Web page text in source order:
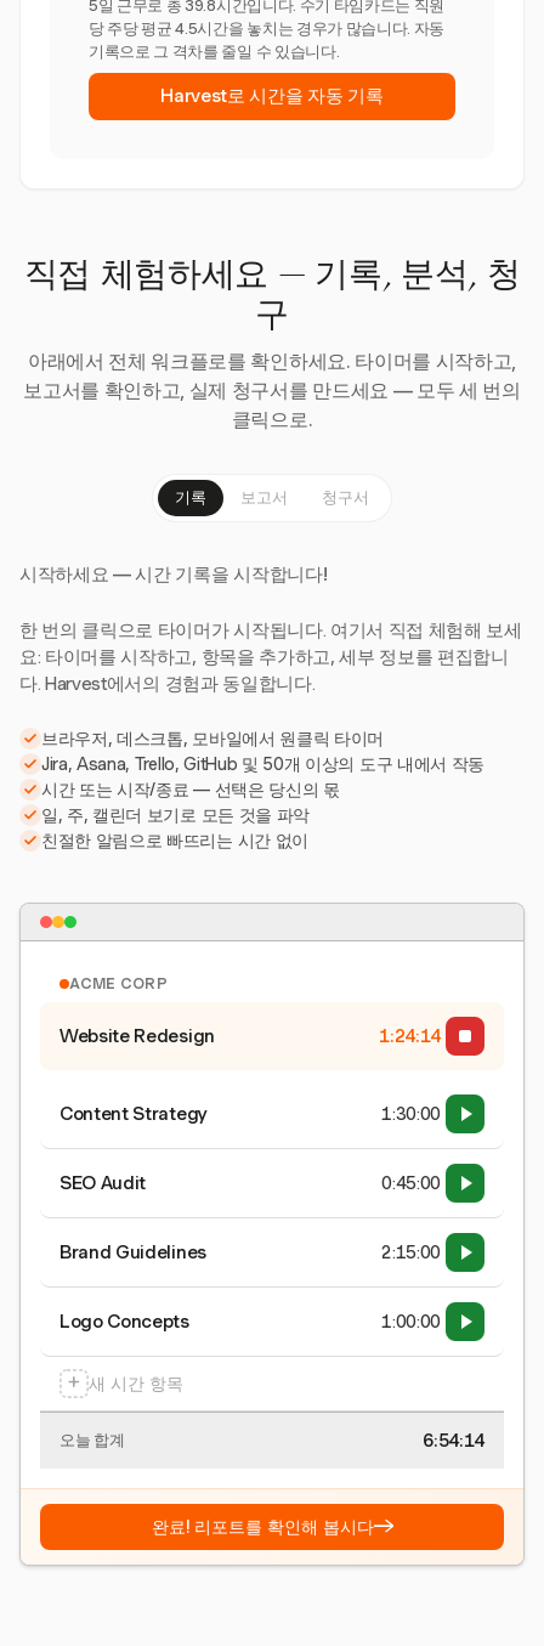
5일 근무로 총 39.8시간입니다. 수기 타임카드는 직원
당 주당 평균 4.5시간을 놓치는 경우가 많습니다. 자동
기록으로 그 격차를 줄일 수 있습니다.
Harvest로 시간을 자동 기록
직접 체험하세요 — 기록, 분석, 청
구
아래에서 전체 워크플로를 확인하세요. 타이머를 시작하고,
보고서를 확인하고, 실제 청구서를 만드세요 — 모두 세 번의
클릭으로.
기록 보고서 청구서
시작하세요 — 시간 기록을 시작합니다!
한 번의 클릭으로 타이머가 시작됩니다. 여기서 직접 체험해 보세
요: 타이머를 시작하고, 항목을 추가하고, 세부 정보를 편집합니
다. Harvest에서의 경험과 동일합니다.
브라우저, 데스크톱, 모바일에서 원클릭 타이머
Jira, Asana, Trello, GitHub 및 50개 이상의 도구 내에서 작동
시간 또는 시작/종료 — 선택은 당신의 몫
일, 주, 캘린더 보기로 모든 것을 파악
친절한 알림으로 빠뜨리는 시간 없이
ACME CORP
Website Redesign 1:24:15
Content Strategy 1:30:00
SEO Audit 0:45:00
Brand Guidelines 2:15:00
Logo Concepts 1:00:00
+ 새 시간 항목
오늘 합계 6:54:15
완료! 리포트를 확인해 봅시다→